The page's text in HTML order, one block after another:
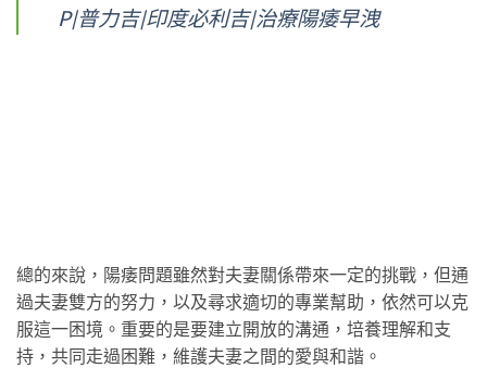
P|普力吉|印度必利吉|治療陽痿早洩
總的來說，陽痿問題雖然對夫妻關係帶來一定的挑戰，但通
過夫妻雙方的努力，以及尋求適切的專業幫助，依然可以克
服這一困境。重要的是要建立開放的溝通，培養理解和支
持，共同走過困難，維護夫妻之間的愛與和諧。